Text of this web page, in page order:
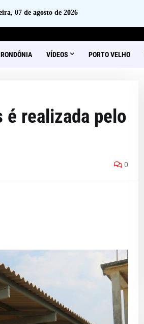
07 de agosto de 2026
RONDÔNIA VÍDEOS PORTO VELHO
é realizada pelo
0